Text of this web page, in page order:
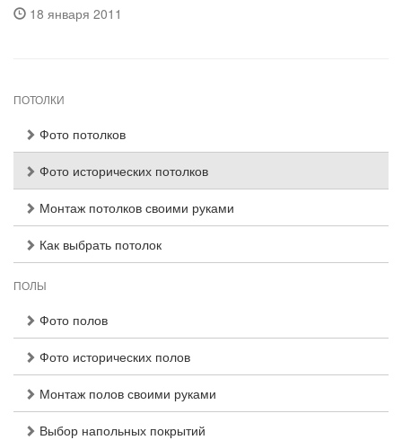
18 января 2011
ПОТОЛКИ
Фото потолков
Фото исторических потолков
Монтаж потолков своими руками
Как выбрать потолок
ПОЛЫ
Фото полов
Фото исторических полов
Монтаж полов своими руками
Выбор напольных покрытий